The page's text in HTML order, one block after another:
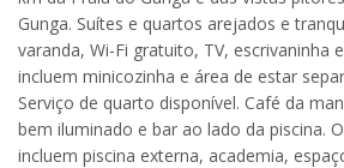
Gunga. Suítes e quartos arejados e
varanda, Wi-Fi gratuito, TV, escrivaninha
incluem minicozinha e área de estar
Serviço de quarto disponível. Café da
bem iluminado e bar ao lado da piscina.
incluem piscina externa, academia,